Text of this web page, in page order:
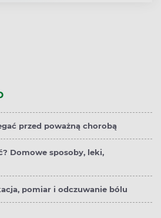
przed poważną chorobą
Domowe sposoby, leki,
pomiar i odczuwanie bólu